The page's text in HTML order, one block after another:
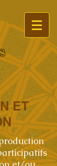
ET